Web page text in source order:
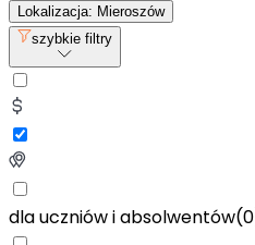
Lokalizacja: Mieroszów
szybkie filtry
dla uczniów i absolwentów(0